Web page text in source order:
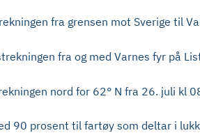
fra grensen mot Sverige til
fra og med Varnes fyr på
nord for 62° N fra 26. juli kl
90 prosent til fartøy som deltar i